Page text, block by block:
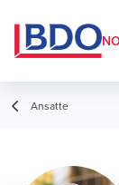
Ansatte